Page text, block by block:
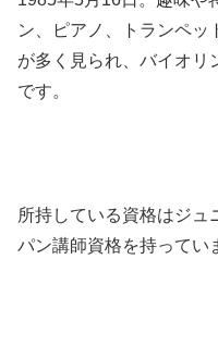
ン、ピアノ、トランペッ
が多く見られ、バイオリ
です。
所持している資格はジュ
パン講師資格を持ってい